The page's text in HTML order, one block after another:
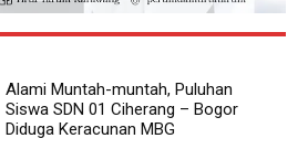
Alami Muntah-muntah, Puluhan
Siswa SDN 01 Ciherang – Bogor
Diduga Keracunan MBG